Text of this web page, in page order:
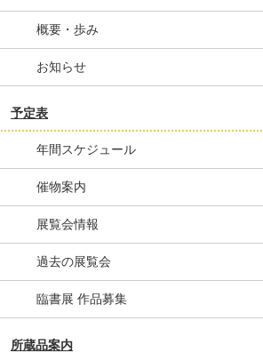
概要・歩み
お知らせ
予定表
年間スケジュール
催物案内
展覧会情報
過去の展覧会
臨書展 作品募集
所蔵品案内